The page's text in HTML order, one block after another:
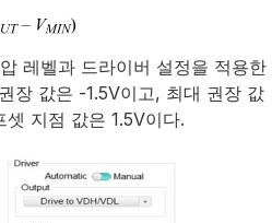
레벨과 드라이버 설정을 적용한
장 값은 -1.5V이고, 최대 권장 값
지점 값은 1.5V이다.